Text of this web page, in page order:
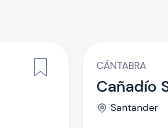
CÁNTABRA
Cañadío
Santander